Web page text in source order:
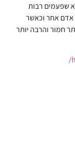
שפעמים רבות
אחר וכאשר
חמור והרבה יותר